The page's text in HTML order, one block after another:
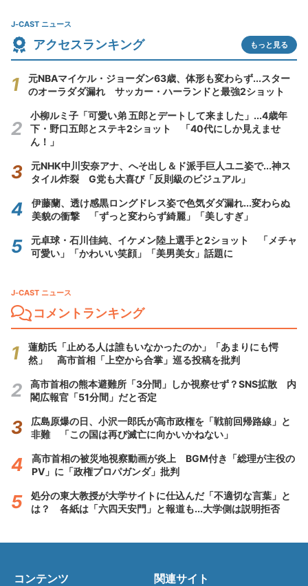
J-CAST ニュース
アクセスランキング もっと見る
元NBAマイケル・ジョーダン63歳、体形も変わらず...スター
のオーラダダ漏れ サッカー・ハーランドと最強2ショット
小柳ルミ子「可愛い弟 五郎とデートして来ました」...4歳年
下・野口五郎とステキ2ショット 「40代にしか見えませ
ん！」
元NHK中川安奈アナ、へそ出し＆ド派手巨人ユニ姿で...神ス
タイル炸裂 G党も大喜び「反則級のビジュアル」
伊藤蘭、透け感黒ロングドレス姿で色気ダダ漏れ...変わらぬ
美貌の衝撃 「ずっと変わらず綺麗」「美しすぎ」
元卓球・石川佳純、イケメン陸上選手と2ショット 「メチャ
可愛い」「かわいい笑顔」「美男美女」話題に
J-CAST ニュース
コメントランキング
蓮舫氏「止める人は誰もいなかったのか」「あまりにも愕
然」 高市首相「上空から合掌」巡る投稿を批判
高市首相の熊本避難所「3分間」しか視察せず？SNS拡散 内
閣広報官「51分間」だと否定
広島原爆の日、小沢一郎氏が高市政権を「戦前回帰路線」と
非難 「この国は再び滅亡に向かいかねない」
高市首相の被災地視察動画が炎上 BGM付き「総理が主役の
PV」に「政権プロパガンダ」批判
処分の東大教授が大学サイトに仕込んだ「不適切な言葉」と
は？ 各紙は「六四天安門」と報道も...大学側は説明拒否
コンテンツ 関連サイト